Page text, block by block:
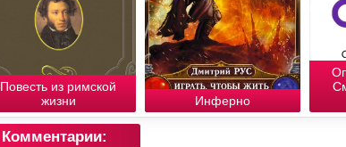
Повесть из римской
жизни
Инферно
Комментарии: